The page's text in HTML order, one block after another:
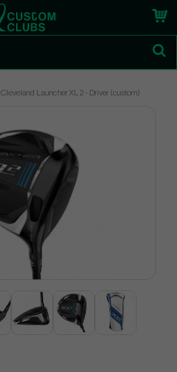
Cleveland Launcher XL 2 - Driver (custom)